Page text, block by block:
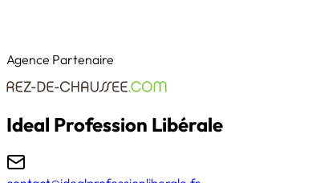
Agence Partenaire
Ideal Profession Libérale